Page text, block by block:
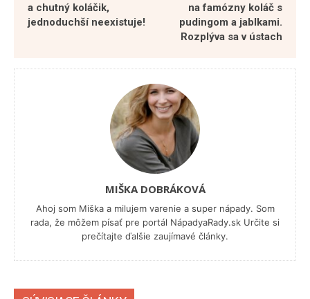
a chutný koláčik,
jednoduchší neexistuje!
na famózny koláč s
pudingom a jablkami.
Rozplýva sa v ústach
MIŠKA DOBRÁKOVÁ
Ahoj som Miška a milujem varenie a super nápady. Som
rada, že môžem písať pre portál NápadyaRady.sk Určite si
prečítajte ďalšie zaujímavé články.